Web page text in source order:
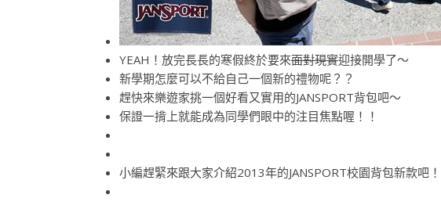
YEAH！放完長長的寒假終於要來面對現實迎接開學了～
新學期怎麼可以不給自己一個新的禮物呢？？
趕快來樂遊家挑一個好看又實用的JANSPORT背包吧～
保證一揹上就能成為同學們眼中的注目焦點喔！！
小編趕緊來跟大家介紹2013年的JANSPORT校園背包新款吧！